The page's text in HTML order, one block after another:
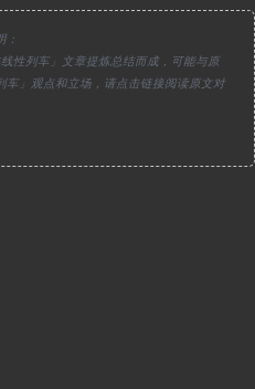
：
性列车」文章提炼总结而成，可能与原
车」观点和立场，请点击链接阅读原文对